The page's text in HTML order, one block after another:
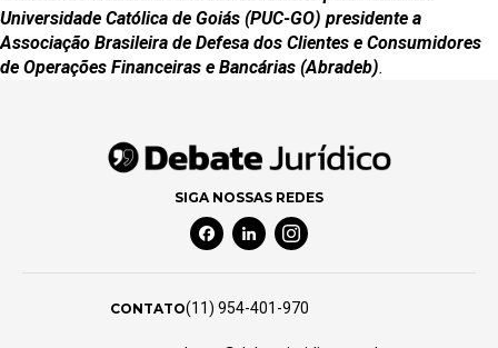
Universidade Católica de Goiás (PUC-GO) presidente a
Associação Brasileira de Defesa dos Clientes e Consumidores
de Operações Financeiras e Bancárias (Abradeb).
SIGA NOSSAS REDES
Facebook Social Media
Linkedin Social Media
Instagram Social Media
CONTATO(11) 954-401-970